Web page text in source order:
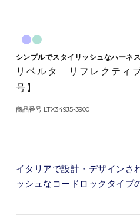
シンプルでスタイリッシュなハーネス
リベルタ リフレクティ
号】
商品番号 LTX349J5-3900
イタリアで設計・デザインさ
ッシュなコードロックタイプ